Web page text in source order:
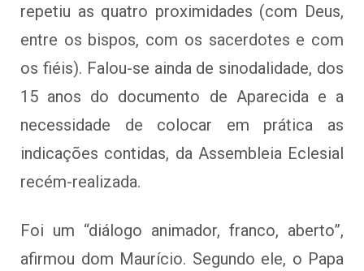
repetiu as quatro proximidades (com Deus,
entre os bispos, com os sacerdotes e com
os fiéis). Falou-se ainda de sinodalidade, dos
15 anos do documento de Aparecida e a
necessidade de colocar em prática as
indicações contidas, da Assembleia Eclesial
recém-realizada.
Foi um “diálogo animador, franco, aberto”,
afirmou dom Maurício. Segundo ele, o Papa